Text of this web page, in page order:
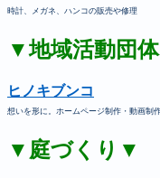
時計、メガネ、ハンコの販売や修理
▼地域活動団
ヒノキブンコ
想いを形に。ホームページ制作・動画制
▼庭づくり▼